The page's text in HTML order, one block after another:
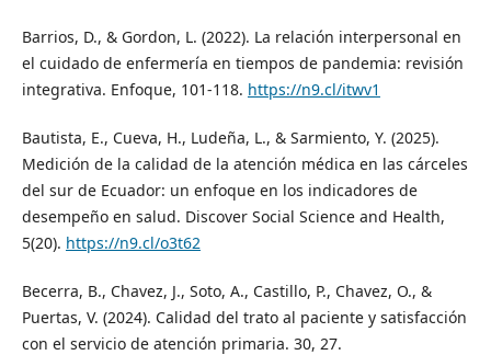
Barrios, D., & Gordon, L. (2022). La relación interpersonal en
el cuidado de enfermería en tiempos de pandemia: revisión
integrativa. Enfoque, 101-118. https://n9.cl/itwv1
Bautista, E., Cueva, H., Ludeña, L., & Sarmiento, Y. (2025).
Medición de la calidad de la atención médica en las cárceles
del sur de Ecuador: un enfoque en los indicadores de
desempeño en salud. Discover Social Science and Health,
5(20). https://n9.cl/o3t62
Becerra, B., Chavez, J., Soto, A., Castillo, P., Chavez, O., &
Puertas, V. (2024). Calidad del trato al paciente y satisfacción
con el servicio de atención primaria. 30, 27.